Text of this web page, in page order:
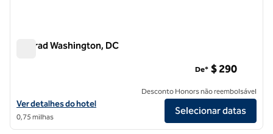
Conrad Washington, DC
Exibir detalhes do hotel para Conrad Washington, DC
Ver detalhes do hotel
0,75 milhas
De* $ 290
Desconto Honors não reembolsável
Selecionar datas
1/12